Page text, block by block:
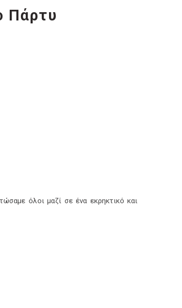
Πάρτυ
όλοι μαζί σε ένα εκρηκτικό και